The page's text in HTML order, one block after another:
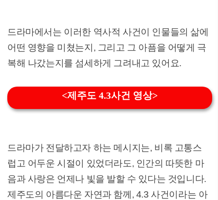
드라마에서는 이러한 역사적 사건이 인물들의 삶에
어떤 영향을 미쳤는지, 그리고 그 아픔을 어떻게 극
복해 나갔는지를 섬세하게 그려내고 있어요.
<제주도 4.3사건 영상>
드라마가 전달하고자 하는 메시지는, 비록 고통스
럽고 어두운 시절이 있었더라도, 인간의 따뜻한 마
음과 사랑은 언제나 빛을 발할 수 있다는 것입니다.
제주도의 아름다운 자연과 함께, 4.3 사건이라는 아